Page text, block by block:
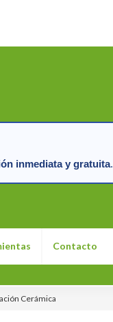
inmediata y gratuita.
Contacto
Cerámica